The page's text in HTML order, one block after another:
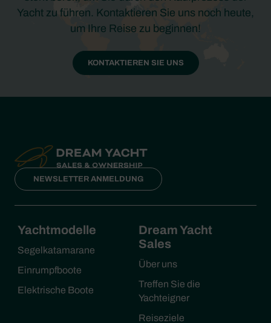
Yacht zu führen. Kontaktieren Sie uns noch heute,
um Ihre Reise zu beginnen!
KONTAKTIEREN SIE UNS
NEWSLETTER ANMELDUNG
Yachtmodelle
Segelkatamarane
Einrumpfboote
Elektrische Boote
Dream Yacht
Sales
Über uns
Treffen Sie die
Yachteigner
Reiseziele